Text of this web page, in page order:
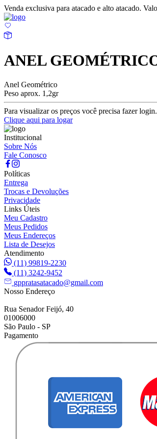
Venda exclusiva para atacado e alto atacado.
ANEL
Anel Geométrico
Peso aprox. 1,2gr
Para visualizar os preços você precisa fazer login.
Clique aqui para logar
Institucional
Sobre Nós
Fale Conosco
Políticas
Entrega
Trocas e Devoluções
Privacidade
Links Úteis
Meu Cadastro
Meus Pedidos
Meus Endereços
Lista de Desejos
Atendimento
(11) 99819-2230
(11) 3242-9452
gppratasatacado@gmail.com
Nosso Endereço
Rua Senador Feijó, 40
01006000
São Paulo - SP
Pagamento